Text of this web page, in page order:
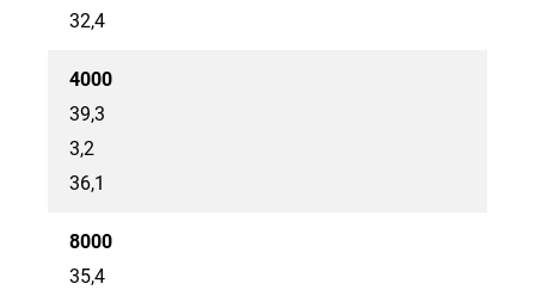
32,4
4000
39,3
3,2
36,1
8000
35,4